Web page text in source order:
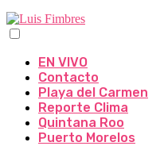
EN VIVO
Contacto
Playa del Carmen
Reporte Clima
Quintana Roo
Puerto Morelos